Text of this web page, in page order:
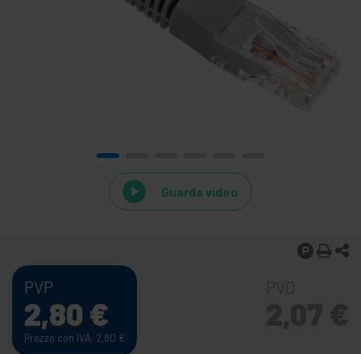
Guarda video
PVP
2,80 €
Prezzo con IVA: 2,80 €